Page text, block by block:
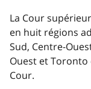
La Cour
en huit régions
Sud, Centre-
Ouest et Toronto
Cour.